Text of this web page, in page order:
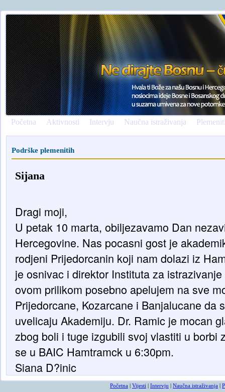
Početna Aktivnosti Intervju Naučna istraživanja
Podrške plemenitih
Sijana
Dragi moji,
U petak 10 marta, obiljezavamo Dan
Hercegovine. Nas pocasni gost je
rodjeni Prijedorcanin koji nam dolazi iz
je osnivac i direktor Instituta za
ovom prilikom posebno apelujem na sve
Prijedorcane, Kozarcane i Banjalucane da
uvelicaju Akademiju. Dr. Ramic je mocan
zbog boli i tuge izgubili svoj vlastiti u borbi
se u BAIC Hamtramck u 6:30pm.
Siana D?inic
Početna | Vijesti | Intervju | Naučna istraživanja |